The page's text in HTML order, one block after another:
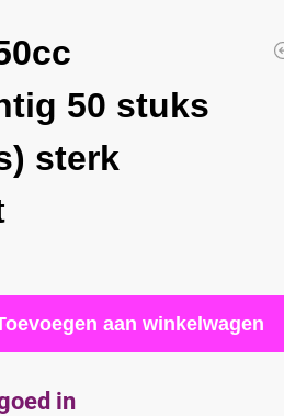
50 stuks
sterk
aan winkelwagen
in